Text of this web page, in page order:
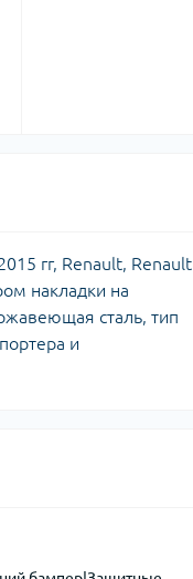
гг, Renault, Renault
накладки на
сталь, тип
и